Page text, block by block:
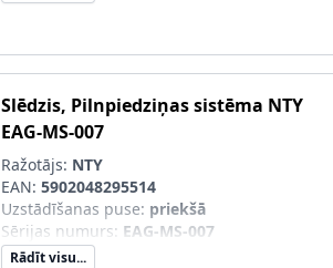
Slēdzis, Pilnpiedziņas sistēma NTY
EAG-MS-007
Ražotājs: NTY
EAN: 5902048295514
Uzstādīšanas puse: priekšā
Sērijas numurs: EAG-MS-007
Rādīt visu...